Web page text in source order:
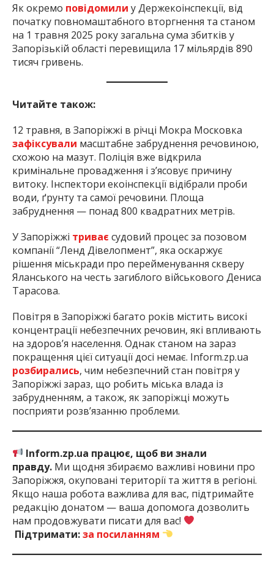
Як окремо повідомили у Держекоінспекції, від
початку повномаштабного вторгнення та станом
на 1 травня 2025 року загальна сума збитків у
Запорізькій області перевищила 17 мільярдів 890
тисяч гривень.
Читайте також:
12 травня, в Запоріжжі в річці Мокра Московка
зафіксували масштабне забруднення речовиною,
схожою на мазут. Поліція вже відкрила
кримінальне провадження і з’ясовує причину
витоку. Інспектори екоінспекції відібрали проби
води, ґрунту та самої речовини. Площа
забруднення — понад 800 квадратних метрів.
У Запоріжжі триває судовий процес за позовом
компанії “Ленд Дівелопмент”, яка оскаржує
рішення міськради про перейменування скверу
Яланського на честь загиблого військового Дениса
Тарасова.
Повітря в Запоріжжі багато років містить високі
концентрації небезпечних речовин, які впливають
на здоров’я населення. Однак станом на зараз
покращення цієї ситуації досі немає. Inform.zp.ua
розбирались, чим небезпечний стан повітря у
Запоріжжі зараз, що робить міська влада із
забрудненням, а також, як запоріжці можуть
посприяти розв’язанню проблеми.
Inform.zp.ua працює, щоб ви знали
правду. Ми щодня збираємо важливі новини про
Запоріжжя, окуповані території та життя в регіоні.
Якщо наша робота важлива для вас, підтримайте
редакцію донатом — ваша допомога дозволить
нам продовжувати писати для вас!
Підтримати:за посиланням